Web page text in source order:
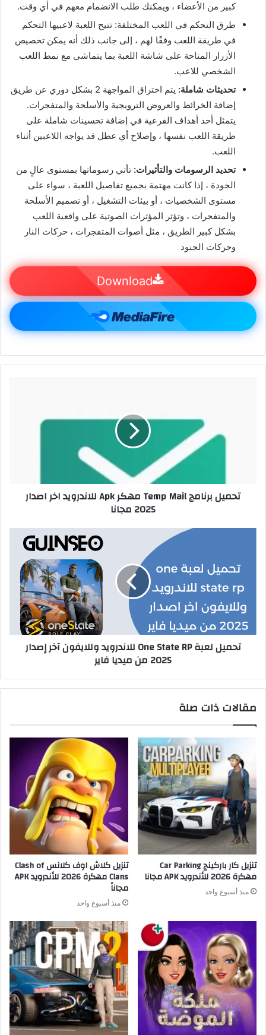
كبير من الأعضاء ، ويمكنك طلب الانضمام معهم في أي وقت.
طرق التحكم في اللعب المختلفة: تتيح اللعبة لاعبيها التحكم
في طريقة اللعب وفقًا لهم ، إلى جانب ذلك أنه يمكن تخصيص
الأزرار المتاحة على شاشة اللعبة بما يتماشى مع نمط اللعب
الشخصي للاعب.
تحديثات شاملة:
يتم اختراق المواجهة 2 بشكل دوري عن طريق
إضافة الخرائط والعروض الترويجية والأسلحة والمتفجرات.
يتمثل أحد أهداف الفرعية في إضافة تحسينات شاملة على
طريقة اللعب نفسها ، وإصلاح أي عطل قد يواجه اللاعبين أثناء
اللعب.
تحديد الرسومات والتأثيرات: تأتي رسوماتها بمستوى عالٍ من
الجودة ، إذا كانت مهتمة بجميع تفاصيل اللعبة ، سواء على
مستوى الشخصيات ، أو بيئات التشغيل ، أو تصميم الأسلحة
والمتفجرات ، وتؤثر المؤثرات الصوتية على واقعية اللعب
بشكل كبير الطريق ، مثل أصوات المتفجرات ، حركات النار
وحركات الجنود
Download
تحميل برنامج Temp Mail مهكر Apk للاندرويد اخر اصدار
2025 مجانا
تحميل لعبة One State RP للاندرويد وللايفون آخر إصدار
2025 من ميديا فاير
مقالات ذات صلة
تنزيل كار باركينج Car Parking
مهكرة 2026 للأندرويد APK مجانا
منذ أسبوع واحد
تنزيل كلاش اوف كلانس Clash of
Clans مهكرة 2026 للأندرويد APK
مجاناً
منذ أسبوع واحد